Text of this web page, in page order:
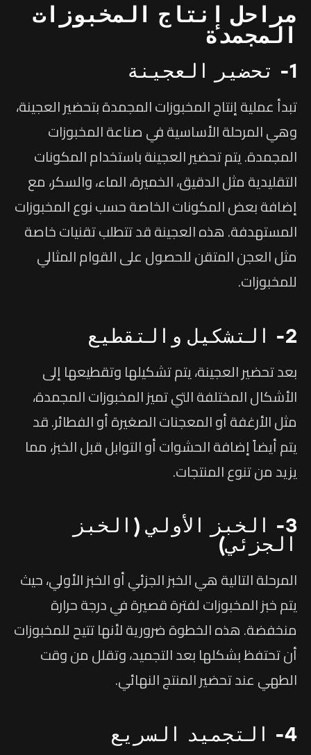
مراحل إنتاج المخبوزات
المجمدة
1- تحضير العجينة
تبدأ عملية إنتاج المخبوزات المجمدة بتحضير العجينة،
وهي المرحلة الأساسية في صناعة المخبوزات
المجمدة. يتم تحضير العجينة باستخدام المكونات
التقليدية مثل الدقيق، الخميرة، الماء، والسكر، مع
إضافة بعض المكونات الخاصة حسب نوع المخبوزات
المستهدفة. هذه العجينة قد تتطلب تقنيات خاصة
مثل العجن المتقن للحصول على القوام المثالي
للمخبوزات.
2- التشكيل والتقطيع
بعد تحضير العجينة، يتم تشكيلها وتقطيعها إلى
الأشكال المختلفة التي تميز المخبوزات المجمدة،
مثل الأرغفة أو المعجنات الصغيرة أو الفطائر. قد
يتم أيضاً إضافة الحشوات أو التوابل قبل الخبز، مما
يزيد من تنوع المنتجات.
3- الخبز الأولي (الخبز
الجزئي)
المرحلة التالية هي الخبز الجزئي أو الخبز الأولي، حيث
يتم خبز المخبوزات لفترة قصيرة في درجة حرارة
منخفضة. هذه الخطوة ضرورية لأنها تتيح للمخبوزات
أن تحتفظ بشكلها بعد التجميد، وتقلل من وقت
الطهي عند تحضير المنتج النهائي.
4- التجميد السريع